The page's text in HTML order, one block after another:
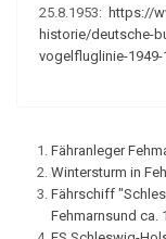
25.8.1953: https://
historie/deutsche-
vogelfluglinie-
Fähranleger
Wintersturm in
Fährschiff
Fehmarnsund ca.